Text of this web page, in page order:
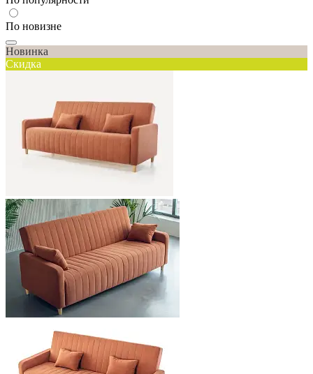
По новизне
Новинка
Скидка